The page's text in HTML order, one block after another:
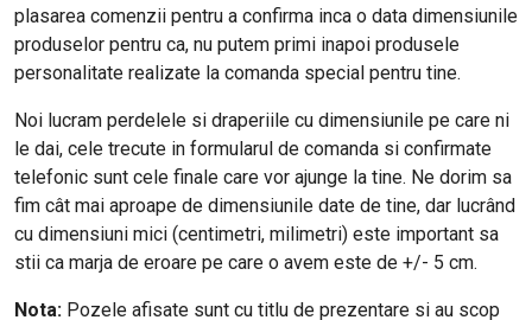
plasarea comenzii pentru a confirma inca o data dimensiunile
produselor pentru ca, nu putem primi inapoi produsele
personalitate realizate la comanda special pentru tine.
Noi lucram perdelele si draperiile cu dimensiunile pe care ni
le dai, cele trecute in formularul de comanda si confirmate
telefonic sunt cele finale care vor ajunge la tine. Ne dorim sa
fim cât mai aproape de dimensiunile date de tine, dar lucrând
cu dimensiuni mici (centimetri, milimetri) este important sa
stii ca marja de eroare pe care o avem este de +/- 5 cm.
Nota: Pozele afisate sunt cu titlu de prezentare si au scop